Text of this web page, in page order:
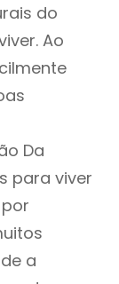
do
Ao
Da
para viver
a